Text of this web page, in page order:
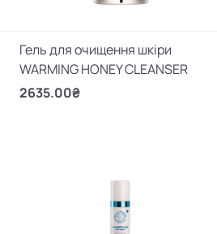
Гель для очищення шкіри
WARMING HONEY CLEANSER
2635.00₴